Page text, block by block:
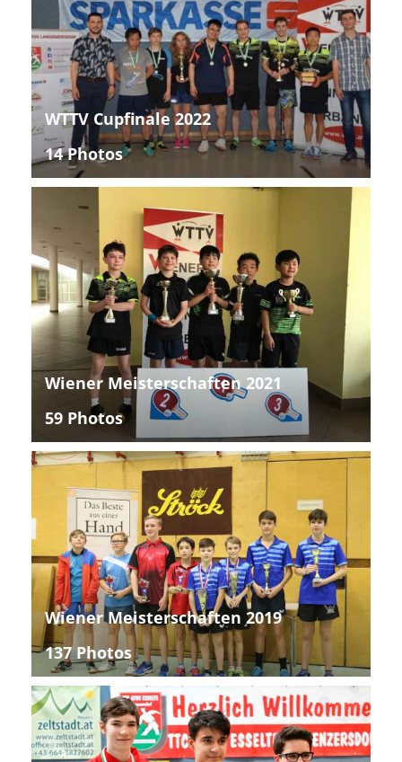
WTTV Cupfinale 2022
14 Photos
Wiener Meisterschaften 2021
59 Photos
Wiener Meisterschaften 2019
137 Photos